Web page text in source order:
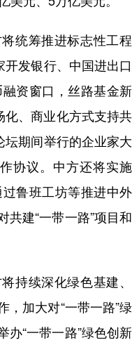
统筹推进标志性工程
开发银行、中国进出口
资窗口，丝路基金新
、商业化方式支持共
坛期间举行的企业家大
协议。中方还将实施
鲁班工坊等推进中外
共建“一带一路”项目和
续深化绿色基建、
，加大对“一带一路”绿
办“一带一路”绿色创新